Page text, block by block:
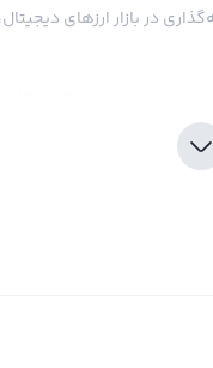
در بازار ارزهای
رابکس تجربه خریدی را
ریبون فایننس نیاز است